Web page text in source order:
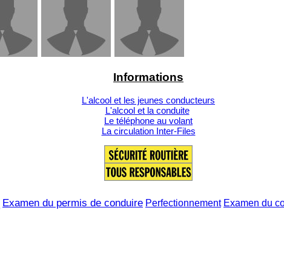
Informations
L'alcool et les jeunes conducteurs
L'alcool et la conduite
Le téléphone au volant
La circulation Inter-Files
Examen du permis de conduire Perfectionnement Examen du